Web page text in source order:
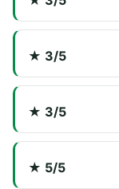
★ 3/5
★ 3/5
★ 5/5